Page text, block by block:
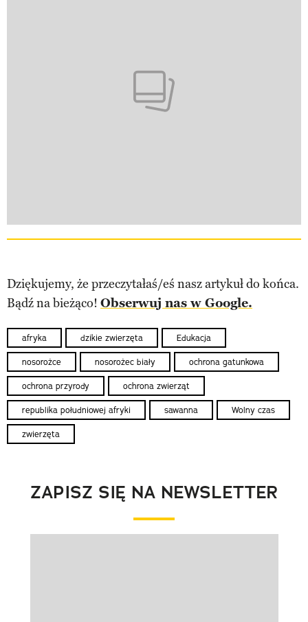
Dziękujemy, że przeczytałaś/eś nasz artykuł do końca.
Bądź na bieżąco! Obserwuj nas w Google.
afryka dzikie zwierzęta Edukacja
nosorożce nosorożec biały ochrona gatunkowa
ochrona przyrody ochrona zwierząt
republika południowej afryki sawanna Wolny czas
zwierzęta
ZAPISZ SIĘ NA NEWSLETTER